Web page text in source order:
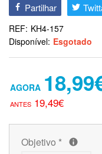
Partilhar
REF: KH4-157
Disponível: Esgotado
19,49€
Objetivo *